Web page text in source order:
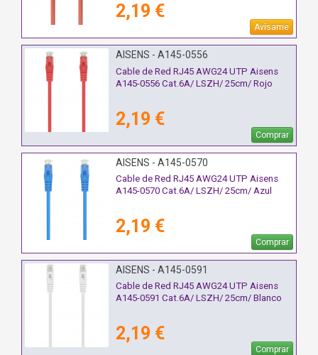
2,19 €
Avísame
AISENS - A145-0556
Cable de Red RJ45 AWG24 UTP Aisens
A145-0556 Cat.6A/ LSZH/ 25cm/ Rojo
2,19 €
Comprar
AISENS - A145-0570
Cable de Red RJ45 AWG24 UTP Aisens
A145-0570 Cat.6A/ LSZH/ 25cm/ Azul
2,19 €
Comprar
AISENS - A145-0591
Cable de Red RJ45 AWG24 UTP Aisens
A145-0591 Cat.6A/ LSZH/ 25cm/ Blanco
2,19 €
Comprar